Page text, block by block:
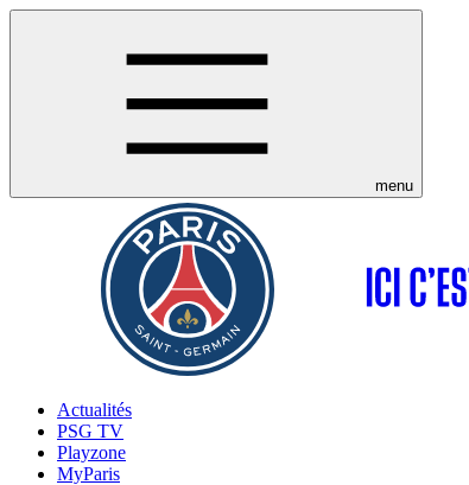
menu
Actualités
PSG TV
Playzone
MyParis